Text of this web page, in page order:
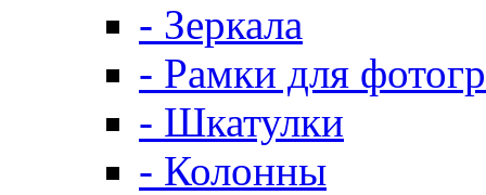
- Зеркала
- Рамки для
- Шкатулки
- Колонны